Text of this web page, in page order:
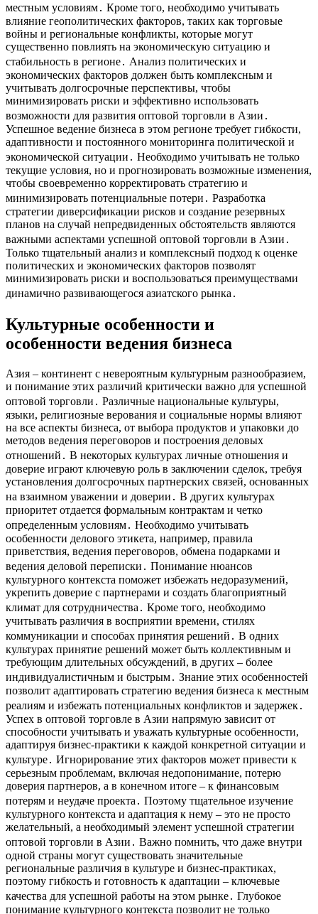
местным условиям․ Кроме того, необходимо учитывать
влияние геополитических факторов, таких как торговые
войны и региональные конфликты, которые могут
существенно повлиять на экономическую ситуацию и
стабильность в регионе․ Анализ политических и
экономических факторов должен быть комплексным и
учитывать долгосрочные перспективы, чтобы
минимизировать риски и эффективно использовать
возможности для развития оптовой торговли в Азии․
Успешное ведение бизнеса в этом регионе требует гибкости,
адаптивности и постоянного мониторинга политической и
экономической ситуации․ Необходимо учитывать не только
текущие условия, но и прогнозировать возможные изменения,
чтобы своевременно корректировать стратегию и
минимизировать потенциальные потери․ Разработка
стратегии диверсификации рисков и создание резервных
планов на случай непредвиденных обстоятельств являются
важными аспектами успешной оптовой торговли в Азии․
Только тщательный анализ и комплексный подход к оценке
политических и экономических факторов позволят
минимизировать риски и воспользоваться преимуществами
динамично развивающегося азиатского рынка․
Культурные особенности и
особенности ведения бизнеса
Азия – континент с невероятным культурным разнообразием,
и понимание этих различий критически важно для успешной
оптовой торговли․ Различные национальные культуры,
языки, религиозные верования и социальные нормы влияют
на все аспекты бизнеса, от выбора продуктов и упаковки до
методов ведения переговоров и построения деловых
отношений․ В некоторых культурах личные отношения и
доверие играют ключевую роль в заключении сделок, требуя
установления долгосрочных партнерских связей, основанных
на взаимном уважении и доверии․ В других культурах
приоритет отдается формальным контрактам и четко
определенным условиям․ Необходимо учитывать
особенности делового этикета, например, правила
приветствия, ведения переговоров, обмена подарками и
ведения деловой переписки․ Понимание нюансов
культурного контекста поможет избежать недоразумений,
укрепить доверие с партнерами и создать благоприятный
климат для сотрудничества․ Кроме того, необходимо
учитывать различия в восприятии времени, стилях
коммуникации и способах принятия решений․ В одних
культурах принятие решений может быть коллективным и
требующим длительных обсуждений, в других – более
индивидуалистичным и быстрым․ Знание этих особенностей
позволит адаптировать стратегию ведения бизнеса к местным
реалиям и избежать потенциальных конфликтов и задержек․
Успех в оптовой торговле в Азии напрямую зависит от
способности учитывать и уважать культурные особенности,
адаптируя бизнес-практики к каждой конкретной ситуации и
культуре․ Игнорирование этих факторов может привести к
серьезным проблемам, включая недопонимание, потерю
доверия партнеров, а в конечном итоге – к финансовым
потерям и неудаче проекта․ Поэтому тщательное изучение
культурного контекста и адаптация к нему – это не просто
желательный, а необходимый элемент успешной стратегии
оптовой торговли в Азии․ Важно помнить, что даже внутри
одной страны могут существовать значительные
региональные различия в культуре и бизнес-практиках,
поэтому гибкость и готовность к адаптации – ключевые
качества для успешной работы на этом рынке․ Глубокое
понимание культурного контекста позволит не только